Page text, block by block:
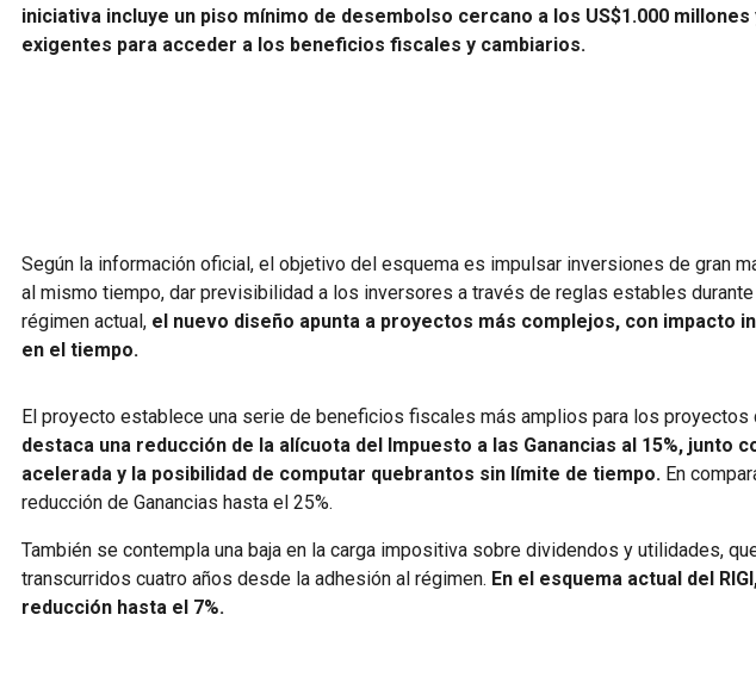
iniciativa incluye un piso mínimo de desembolso cercano a los US$1.000
exigentes para acceder a los beneficios fiscales y cambiarios.
Según la información oficial, el objetivo del esquema es impulsar inversiones de gran
al mismo tiempo, dar previsibilidad a los inversores a través de reglas estables
régimen actual, el nuevo diseño apunta a proyectos más complejos, con impacto
en el tiempo.
El proyecto establece una serie de beneficios fiscales más amplios para los proyectos
destaca una reducción de la alícuota del Impuesto a las Ganancias al 15%, junto
acelerada y la posibilidad de computar quebrantos sin límite de tiempo. En
reducción de Ganancias hasta el 25%.
También se contempla una baja en la carga impositiva sobre dividendos y utilidades,
transcurridos cuatro años desde la adhesión al régimen. En el esquema actual del
reducción hasta el 7%.